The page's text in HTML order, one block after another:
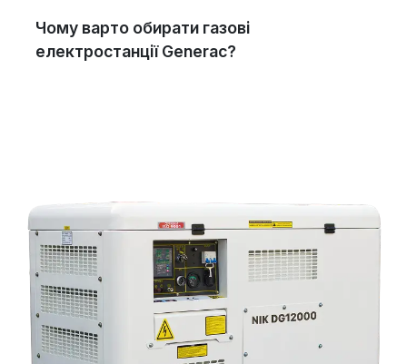
Чому варто обирати газові
електростанції Generac?